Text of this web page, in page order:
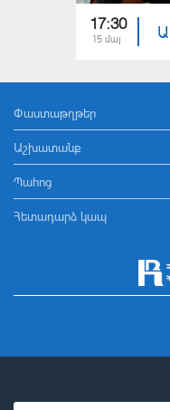
17:30
15 մայ
Փաստաթղթեր
Աշխատանք
Պահոց
Հետադարձ կապ